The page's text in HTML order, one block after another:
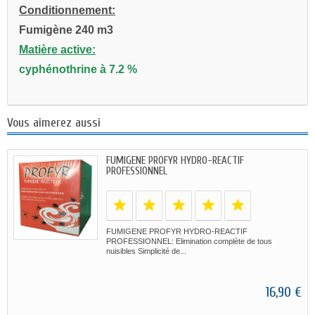
Conditionnement:
Fumigène 240 m3
Matière active:
cyphénothrine à 7.2 %
Vous aimerez aussi
FUMIGENE PROFYR HYDRO-REACTIF
PROFESSIONNEL
FUMIGENE PROFYR HYDRO-REACTIF
PROFESSIONNEL: Elimination complète de tous
nuisibles Simplicité de...
16,90 €